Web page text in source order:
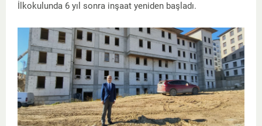
İlkokulunda 6 yıl sonra inşaat yeniden başladı.